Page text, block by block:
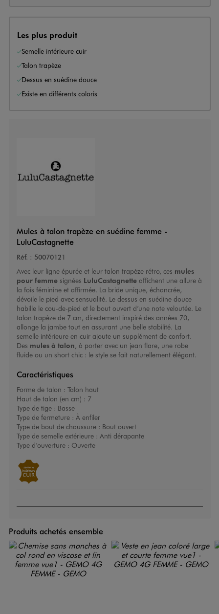
Les plus produit
Semelle intérieure cuir
Talon trapèze
Dessus en suédine douce
Existe en différents coloris
Mules à talon trapèze en suédine femme -
LuluCastagnette
Réf. : 50070121
Avec leur ligne épurée et leur talon trapèze rétro, ces mules
pour femmesignées LuluCastagnette affichent une allure à
la fois féminine et affirmée. La bride unique, échancrée,
dévoile le pied avec sensualité. Le dessus en suédine douce
habille le cou-de-pied et le bout ouvert d’une note veloutée. Le
talon trapèze de 7 cm, directement inspiré des années 70,
allonge la jambe tout en assurant une belle stabilité. La
semelle intérieure en cuir ajoute un supplément de confort.
Des mules à talon, à porter avec un jean flare, une robe
fluide ou un short chic : le style se fait naturellement élégant.
Caractéristiques
Forme de talon : Talon haut
Haut de talon (en cm) : 7
Type de tige : Basse
Type de fermeture : À enfiler
Type de bout de chaussure : Bout ouvert
Type de semelle extérieure : Anti dérapante
Type d’ouverture : Ouverte
Produits achetés ensemble